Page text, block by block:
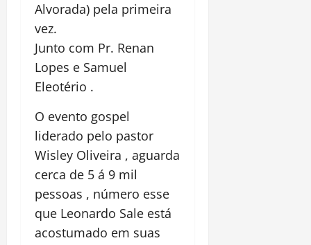
Alvorada) pela primeira
vez.
Junto com Pr. Renan
Lopes e Samuel
Eleotério .
O evento gospel
liderado pelo pastor
Wisley Oliveira , aguarda
cerca de 5 á 9 mil
pessoas , número esse
que Leonardo Sale está
acostumado em suas